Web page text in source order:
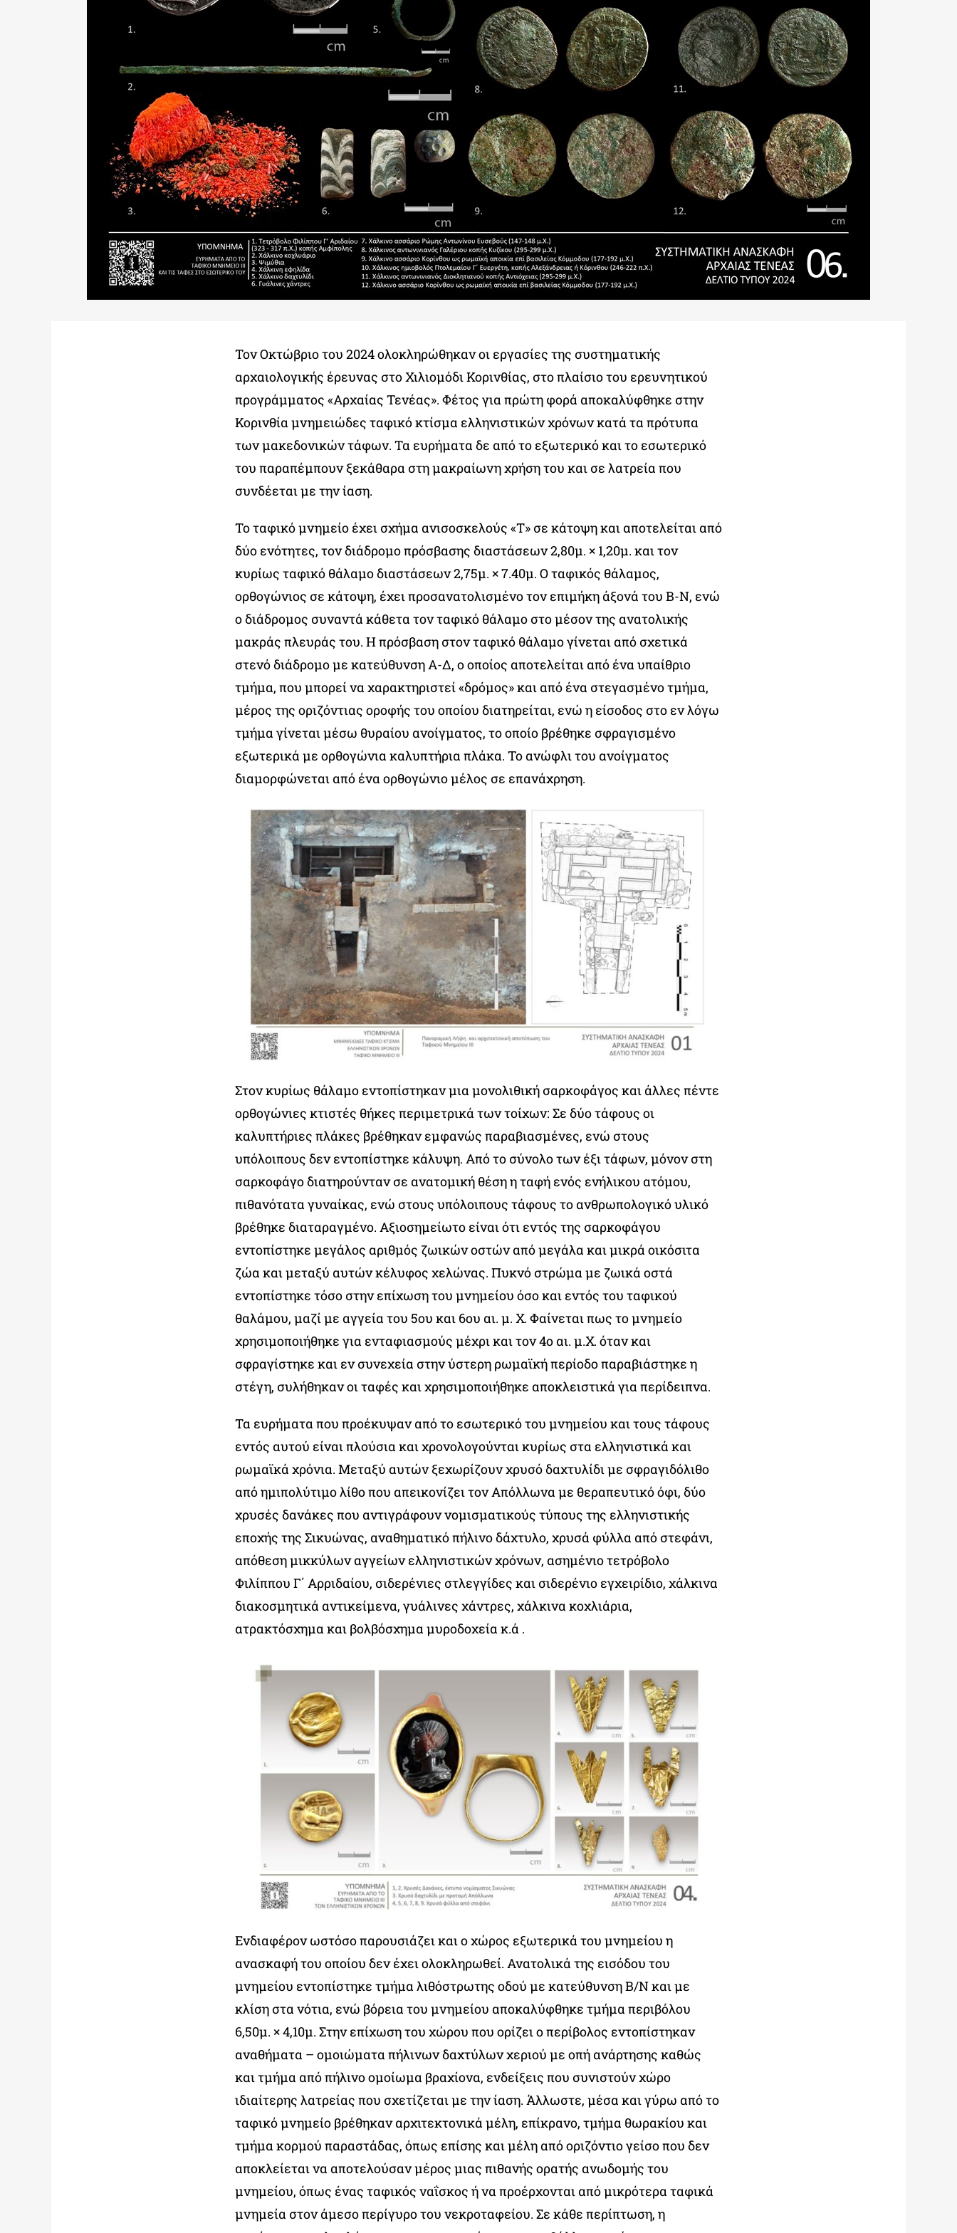
Τον Οκτώβριο του 2024 ολοκληρώθηκαν οι εργασίες της συστηματικής
αρχαιολογικής έρευνας στο Χιλιομόδι Κορινθίας, στο πλαίσιο του ερευνητικού
προγράμματος «Αρχαίας Τενέας». Φέτος για πρώτη φορά αποκαλύφθηκε στην
Κορινθία μνημειώδες ταφικό κτίσμα ελληνιστικών χρόνων κατά τα πρότυπα
των μακεδονικών τάφων. Τα ευρήματα δε από το εξωτερικόκαι το εσωτερικό
του παραπέμπουν ξεκάθαρα στη μακραίωνη χρήση του και σε λατρεία που
συνδέεται με την ίαση.
Το ταφικό μνημείο έχει σχήμα ανισοσκελούς «Τ» σε κάτοψη και αποτελείται από
δύο ενότητες, τον διάδρομο πρόσβασης διαστάσεων 2,80μ. × 1,20μ. και τον
κυρίως ταφικό θάλαμο διαστάσεων 2,75μ. × 7.40μ. Ο ταφικός θάλαμος,
ορθογώνιος σε κάτοψη, έχει προσανατολισμένο τον επιμήκη άξονά του Β-Ν, ενώ
ο διάδρομος συναντά κάθετα τον ταφικό θάλαμο στο μέσον της ανατολικής
μακράς πλευράς του. Η πρόσβαση στον ταφικό θάλαμο γίνεται από σχετικά
στενό διάδρομο με κατεύθυνση Α-Δ, ο οποίος αποτελείται από ένα υπαίθριο
τμήμα, που μπορεί να χαρακτηριστεί «δρόμος» και από ένα στεγασμένο τμήμα,
μέρος της οριζόντιας οροφής του οποίου διατηρείται, ενώ η είσοδος στο εν λόγω
τμήμα γίνεται μέσω θυραίου ανοίγματος, το οποίο βρέθηκε σφραγισμένο
εξωτερικά με ορθογώνια καλυπτήρια πλάκα. Το ανώφλι του ανοίγματος
διαμορφώνεται από ένα ορθογώνιο μέλος σε επανάχρηση.
Στον κυρίως θάλαμο εντοπίστηκαν μια μονολιθική σαρκοφάγος και άλλες πέντε
ορθογώνιες κτιστές θήκες περιμετρικά των τοίχων: Σε δύο τάφους οι
καλυπτήριες πλάκες βρέθηκαν εμφανώς παραβιασμένες, ενώ στους
υπόλοιπους δεν εντοπίστηκε κάλυψη. Από το σύνολο των έξι τάφων, μόνον στη
σαρκοφάγο διατηρούνταν σε ανατομική θέση η ταφή ενός ενήλικου ατόμου,
πιθανότατα γυναίκας, ενώ στους υπόλοιπους τάφους το ανθρωπολογικό υλικό
βρέθηκε διαταραγμένο. Αξιοσημείωτο είναι ότι εντός της σαρκοφάγου
εντοπίστηκε μεγάλος αριθμός ζωικών οστών από μεγάλα και μικρά οικόσιτα
ζώα και μεταξύ αυτών κέλυφος χελώνας. Πυκνό στρώμα με ζωικά οστά
εντοπίστηκε τόσο στην επίχωση του μνημείου όσο και εντός του ταφικού
θαλάμου, μαζί με αγγεία του 5ου και 6ου αι. μ. Χ. Φαίνεται πως το μνημείο
χρησιμοποιήθηκε για ενταφιασμούς μέχρι και τον 4ο αι. μ.Χ. όταν και
σφραγίστηκε και εν συνεχεία στην ύστερη ρωμαϊκή περίοδο παραβιάστηκε η
στέγη, συλήθηκαν οι ταφές και χρησιμοποιήθηκε αποκλειστικά για περίδειπνα.
Τα ευρήματα που προέκυψαν από το εσωτερικό του μνημείου και τους τάφους
εντός αυτού είναι πλούσια και χρονολογούνται κυρίως στα ελληνιστικά και
ρωμαϊκά χρόνια. Μεταξύ αυτών ξεχωρίζουν χρυσό δαχτυλίδι με σφραγιδόλιθο
από ημιπολύτιμο λίθο που απεικονίζει τον Απόλλωνα με θεραπευτικό όφι, δύο
χρυσές δανάκες που αντιγράφουν νομισματικούς τύπους της ελληνιστικής
εποχής της Σικυώνας, αναθηματικό πήλινο δάχτυλο, χρυσά φύλλα από στεφάνι,
απόθεση μικκύλων αγγείων ελληνιστικών χρόνων, ασημένιο τετρόβολο
Φιλίππου Γ΄ Αρριδαίου, σιδερένιες στλεγγίδες και σιδερένιο εγχειρίδιο, χάλκινα
διακοσμητικά αντικείμενα, γυάλινες χάντρες, χάλκινα κοχλιάρια,
ατρακτόσχημα και βολβόσχημα μυροδοχεία κ.ά .
Ενδιαφέρον ωστόσο παρουσιάζει και ο χώρος εξωτερικά του μνημείου η
ανασκαφή του οποίου δεν έχει ολοκληρωθεί. Ανατολικά της εισόδου του
μνημείου εντοπίστηκε τμήμα λιθόστρωτης οδού με κατεύθυνση Β/Ν και με
κλίση στα νότια, ενώ βόρεια του μνημείου αποκαλύφθηκε τμήμα περιβόλου
6,50μ. × 4,10μ. Στην επίχωση του χώρου που ορίζει ο περίβολος εντοπίστηκαν
αναθήματα – ομοιώματα πήλινων δαχτύλων χεριού με οπή ανάρτησης καθώς
και τμήμα από πήλινο ομοίωμα βραχίονα, ενδείξεις που συνιστούν χώρο
ιδιαίτερης λατρείας που σχετίζεται με την ίαση. Άλλωστε, μέσα και γύρω από το
ταφικό μνημείο βρέθηκαν αρχιτεκτονικά μέλη, επίκρανο, τμήμα θωρακίου και
τμήμα κορμού παραστάδας, όπως επίσης και μέλη από οριζόντιο γείσο που δεν
αποκλείεται να αποτελούσαν μέρος μιας πιθανής ορατής ανωδομής του
μνημείου, όπως ένας ταφικός ναΐσκος ή να προέρχονται από μικρότερα ταφικά
μνημεία στον άμεσο περίγυρο του νεκροταφείου. Σε κάθε περίπτωση, η